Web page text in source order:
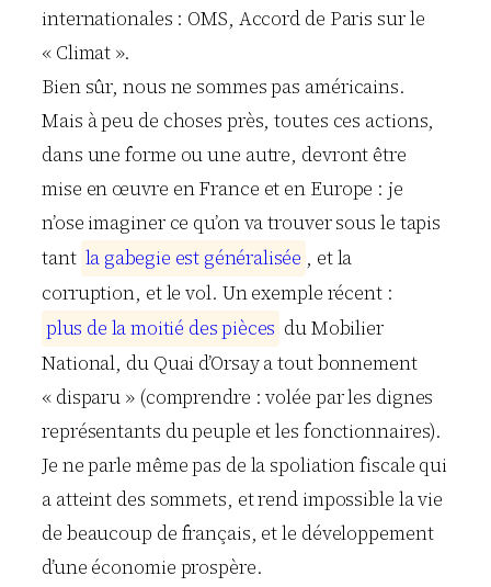
internationales : OMS, Accord de Paris sur le
« Climat ».
Bien sûr, nous ne sommes pas américains.
Mais à peu de choses près, toutes ces actions,
dans une forme ou une autre, devront être
mise en œuvre en France et en Europe : je
n’ose imaginer ce qu’on va trouver sous le tapis
tant la gabegie est généralisée , et la
corruption, et le vol. Un exemple récent :
plus de lamoitié despièces du Mobilier
National, du Quai d’Orsay a tout bonnement
« disparu » (comprendre : volée par les dignes
représentants du peuple et les fonctionnaires).
Je ne parle même pas de la spoliation fiscale qui
a atteint des sommets, et rend impossible la vie
de beaucoup de français, et le développement
d’une économie prospère.